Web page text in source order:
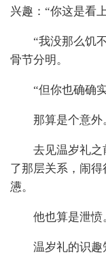
兴趣：“你这是看
“我没那么饥
骨节分明。
“但你也确确
那算是个意外
去见温岁礼
了那层关系，闹
懑。
他也算是泄愤
温岁礼的识趣